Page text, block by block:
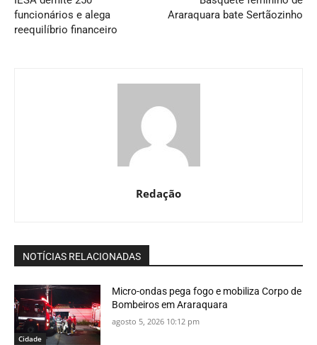
funcionários e alega
reequilíbrio financeiro
Araraquara bate Sertãozinho
Redação
NOTÍCIAS RELACIONADAS
Cidade
Micro-ondas pega fogo e mobiliza Corpo de
Bombeiros em Araraquara
agosto 5, 2026 10:12 pm